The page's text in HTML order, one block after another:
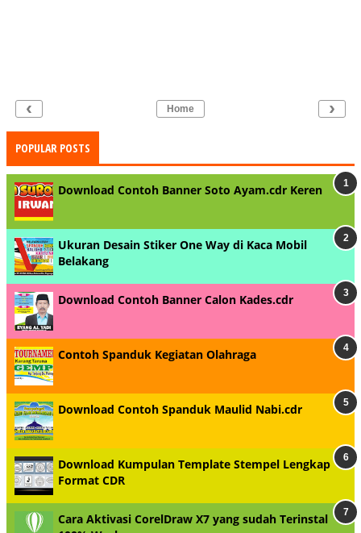
‹ ›
Home
POPULAR POSTS
Download Contoh Banner Soto Ayam.cdr Keren
Ukuran Desain Stiker One Way di Kaca Mobil
Belakang
Download Contoh Banner Calon Kades.cdr
Contoh Spanduk Kegiatan Olahraga
Download Contoh Spanduk Maulid Nabi.cdr
Download Kumpulan Template Stempel Lengkap
Format CDR
Cara Aktivasi CorelDraw X7 yang sudah Terinstal